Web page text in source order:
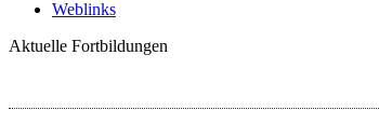
Weblinks
Aktuelle Fortbildungen